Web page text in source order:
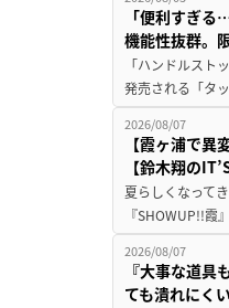
「便利すぎ
機能性抜群。
「ハンドルスト
発売される「タ
2026/08/07
【霞ヶ浦で
【鈴木翔の
夏らしくなって
『SHOWUP!!
2026/08/07
『大事な道
ても潰れにく